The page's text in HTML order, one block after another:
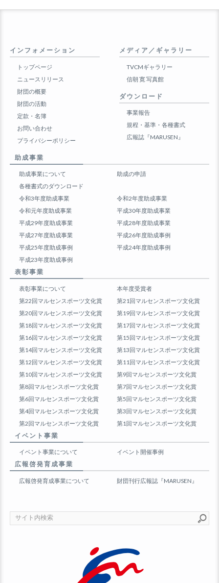
インフォメーション
トップページ
ニュースリリース
財団の概要
財団の活動
定款・名簿
お問い合わせ
プライバシーポリシー
メディア／ギャラリー
TVCMギャラリー
信朝 寛 写真館
ダウンロード
事業報告
規程・基準・各種書式
広報誌『MARUSEN』
助成事業
助成事業について
助成の申請
各種書式のダウンロード
令和3年度助成事業
令和2年度助成事業
令和元年度助成事業
平成30年度助成事業
平成29年度助成事業
平成28年度助成事業
平成27年度助成事業
平成26年度助成事例
平成25年度助成事例
平成24年度助成事例
平成23年度助成事例
表彰事業
表彰事業について
本年度受賞者
第22回マルセンスポーツ文化賞
第21回マルセンスポーツ文化賞
第20回マルセンスポーツ文化賞
第19回マルセンスポーツ文化賞
第18回マルセンスポーツ文化賞
第17回マルセンスポーツ文化賞
第16回マルセンスポーツ文化賞
第15回マルセンスポーツ文化賞
第14回マルセンスポーツ文化賞
第13回マルセンスポーツ文化賞
第12回マルセンスポーツ文化賞
第11回マルセンスポーツ文化賞
第10回マルセンスポーツ文化賞
第9回マルセンスポーツ文化賞
第8回マルセンスポーツ文化賞
第7回マルセンスポーツ文化賞
第6回マルセンスポーツ文化賞
第5回マルセンスポーツ文化賞
第4回マルセンスポーツ文化賞
第3回マルセンスポーツ文化賞
第2回マルセンスポーツ文化賞
第1回マルセンスポーツ文化賞
イベント事業
イベント事業について イベント開催事例
広報啓発育成事業
広報啓発育成事業について 財団刊行広報誌『MARUSEN』